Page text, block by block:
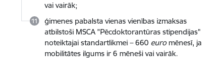
vai vairāk;
ģimenes pabalsta vienas vienības izmaksas
atbilstoši MSCA "Pēcdoktorantūras stipendijas"
noteiktajai standartlikmei – 660 euromēnesī, ja
mobilitātes ilgums ir 6 mēneši vai vairāk.